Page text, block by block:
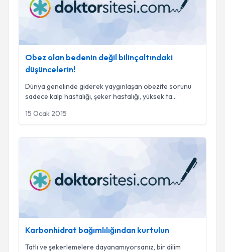
Obez olan bedenin değil bilinçaltındaki
düşüncelerin!
Dünya genelinde giderek yaygınlaşan obezite sorunu
sadece kalp hastalığı, şeker hastalığı, yüksek ta...
15 Ocak 2015
Karbonhidrat bağımlılığından kurtulun
Tatlı ve şekerlemelere dayanamıyorsanız, bir dilim